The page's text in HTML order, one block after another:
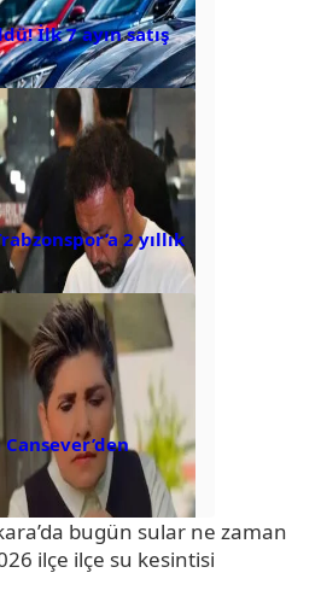
İlk 7 ayın satış
2 yıllık
bugün sular ne zaman
ilçe ilçe su kesintisi